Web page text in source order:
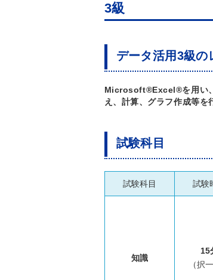
3級
データ活用3級の
Microsoft®Excel®を用い、
え、計算、グラフ作成等を
試験科目
試験科目 試験
知識
15
（択